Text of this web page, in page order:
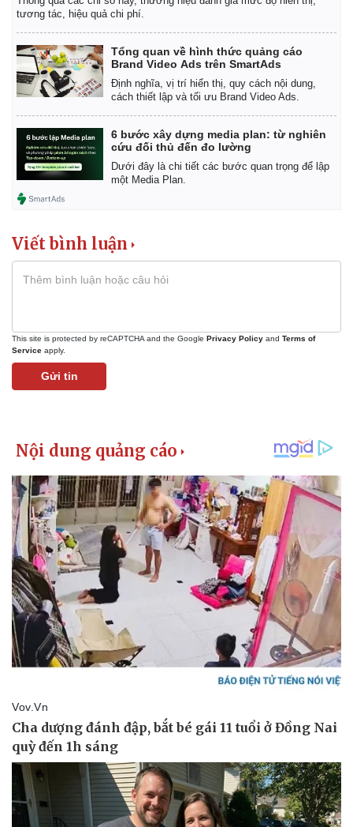
Bất động sản
Khởi nghiệp
Giá vàng
Tiêu dùng
Tỷ giá
Chứng khoán
Giá cà phê
Pháp luật
Vụ án
Quân sự - Quốc phòng
Vũ khí
tương tác, hiệu quả chi phí.
Tổng quan về hình thức quảng cáo
Brand Video Ads trên SmartAds
Định nghĩa, vị trí hiển thị, quy cách nội dung,
cách thiết lập và tối ưu Brand Video Ads.
6 bước xây dựng media plan: từ nghiên
cứu đối thủ đến đo lường
Dưới đây là chi tiết các bước quan trọng để lập
một Media Plan.
Viết bình luận
This site is protected by reCAPTCHA and the Google Privacy Policy and Terms of
Service apply.
Gửi tin